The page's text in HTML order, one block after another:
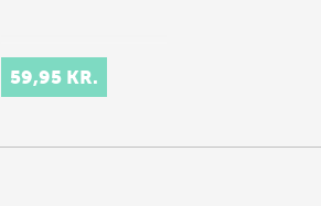
59,95 KR.